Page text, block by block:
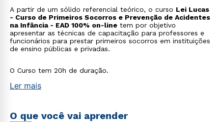
A partir de um sólido referencial teórico, o curso Lei Lucas
- Curso de Primeiros Socorros e Prevenção de Acidentes
na Infância - EAD 100% on-line tem por objetivo
apresentar as técnicas de capacitação para professores e
funcionários para prestar primeiros socorros em instituições
de ensino públicas e privadas.
O Curso tem 20h de duração.
Ler mais
O que você vai aprender